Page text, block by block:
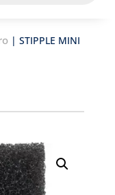
| STIPPLE MINI